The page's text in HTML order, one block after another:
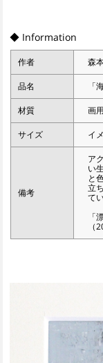
◆ Information
作者 森
品名 「
材質 画
サイズ イ
備考
ア
い
と
立
て
「
（